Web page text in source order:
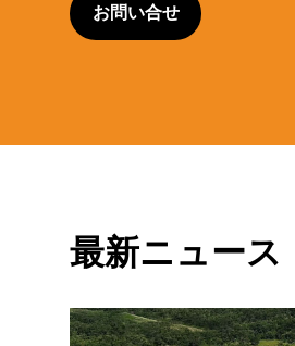
お問い合せ
最新ニュース